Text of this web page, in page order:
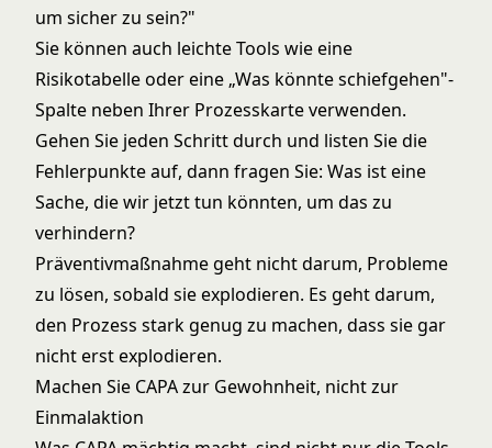
um sicher zu sein?"
Sie können auch leichte Tools wie eine
Risikotabelle oder eine „Was könnte schiefgehen"-
Spalte neben Ihrer Prozesskarte verwenden.
Gehen Sie jeden Schritt durch und listen Sie die
Fehlerpunkte auf, dann fragen Sie: Was ist eine
Sache, die wir jetzt tun könnten, um das zu
verhindern?
Präventivmaßnahme geht nicht darum, Probleme
zu lösen, sobald sie explodieren. Es geht darum,
den Prozess stark genug zu machen, dass sie gar
nicht erst explodieren.
Machen Sie CAPA zur Gewohnheit, nicht zur
Einmalaktion